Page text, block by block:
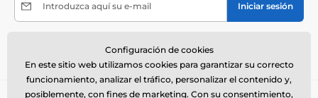
Introduzca aquí su e-mail Iniciar sesión
datos personales.
Configuración de cookies
En este sitio web utilizamos cookies para garantizar su correcto
funcionamiento, analizar el tráfico, personalizar el contenido y,
posiblemente, con fines de marketing. Con su consentimiento,